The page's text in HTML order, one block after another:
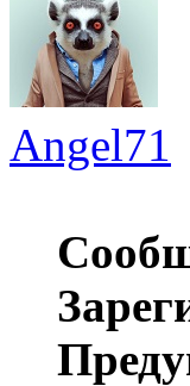
Angel71